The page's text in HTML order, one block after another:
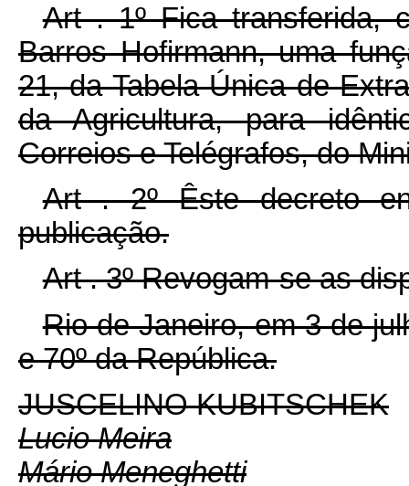
Art . 1º Fica transferida,
Barros Hofirmann, uma
21, da Tabela Única de
da Agricultura, para
Correios e Telégrafos, do
Art . 2º Êste decreto
publicação.
Art . 3º Revogam-se as
Rio de Janeiro, em 3 de
e 70º da República.
JUSCELINO KUBITSCHEK
Lucio Meira
Mário Meneghetti